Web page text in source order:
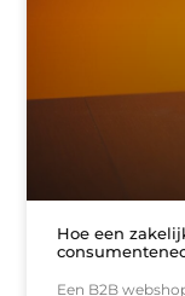
Hoe een
Een B2B